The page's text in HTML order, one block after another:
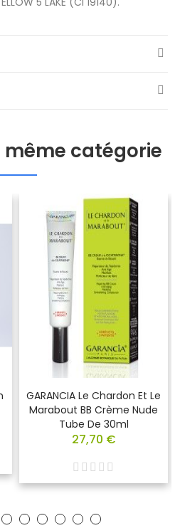
même catégorie
GARANCIA Le Chardon Et Le
Marabout BB Crème Nude
Tube De 30ml
27,70 €